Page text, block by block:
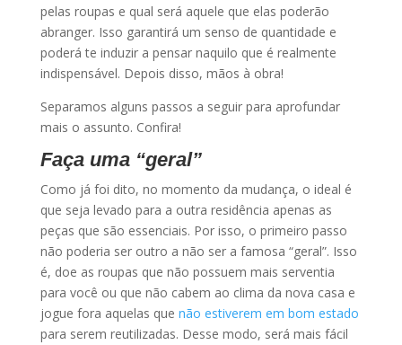
pelas roupas e qual será aquele que elas poderão
abranger. Isso garantirá um senso de quantidade e
poderá te induzir a pensar naquilo que é realmente
indispensável. Depois disso, mãos à obra!
Separamos alguns passos a seguir para aprofundar
mais o assunto. Confira!
Faça uma “geral”
Como já foi dito, no momento da mudança, o ideal é
que seja levado para a outra residência apenas as
peças que são essenciais. Por isso, o primeiro passo
não poderia ser outro a não ser a famosa “geral”. Isso
é, doe as roupas que não possuem mais serventia
para você ou que não cabem ao clima da nova casa e
jogue fora aquelas que não estiverem em bom estado
para serem reutilizadas. Desse modo, será mais fácil